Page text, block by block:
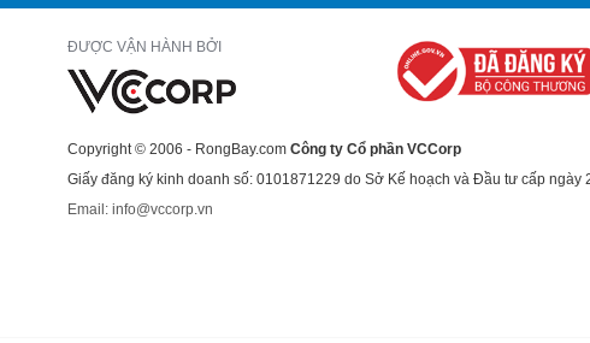
ĐƯỢC VẬN HÀNH BỞI
Copyright © 2006 - RongBay.com Công ty Cổ phần VCCorp
Giấy đăng ký kinh doanh số: 0101871229 do Sở Kế hoạch và Đầu tư cấp ngày
Email: info@vccorp.vn